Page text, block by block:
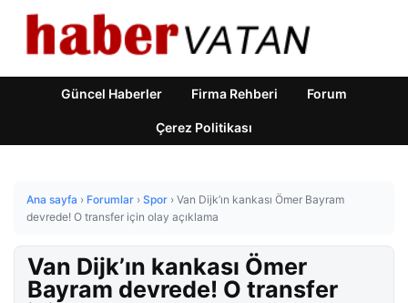
Güncel Haberler Firma Rehberi Forum
Çerez Politikası
Ana sayfa › Forumlar › Spor › Van Dijk’ın kankası Ömer Bayram
devrede! O transfer için olay açıklama
Van Dijk’ın kankası Ömer
Bayram devrede! O transfer